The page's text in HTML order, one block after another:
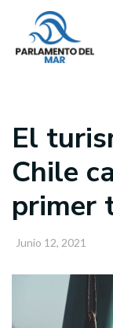
contenido
El
Chile
primer
Junio 12, 2021